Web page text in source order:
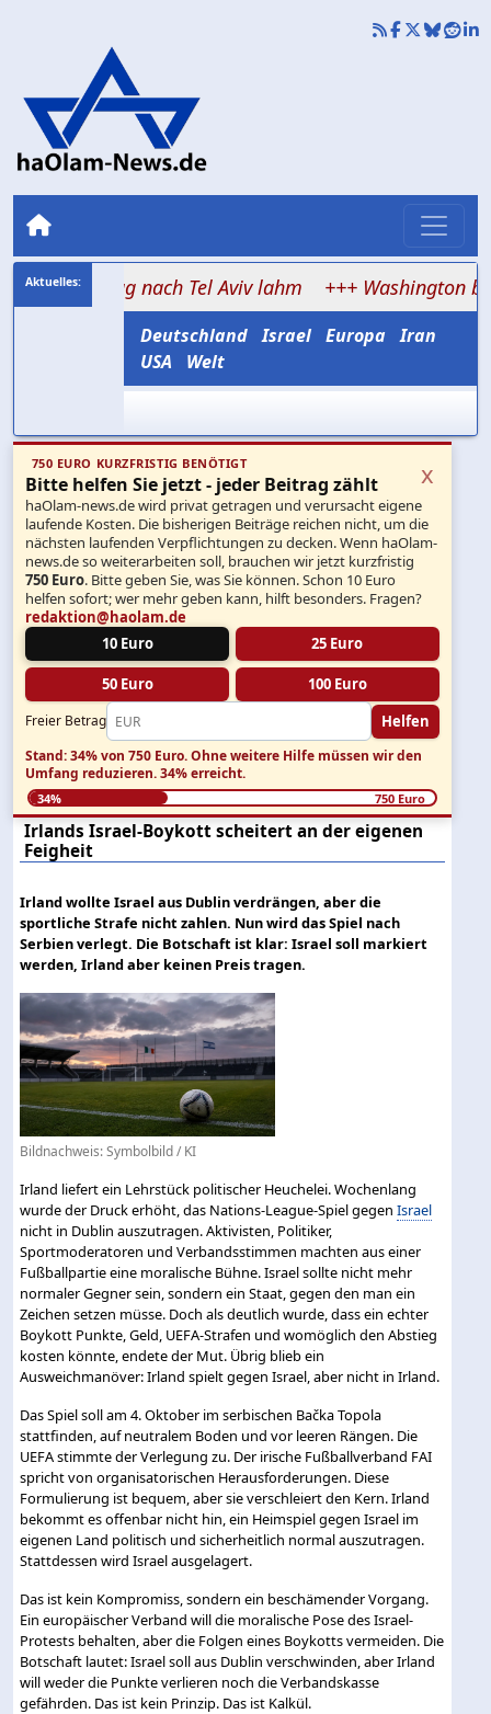
Flug nach Tel Aviv lahm +++ Washington bremst
Deutschland Israel Europa Iran
USA
Welt
750 EURO KURZFRISTIG BENÖTIGT
Bitte helfen Sie jetzt - jeder Beitrag zählt
haOlam-news.de wird privat getragen und verursacht eigene
laufende Kosten. Die bisherigen Beiträge reichen nicht, um die
nächsten laufenden Verpflichtungen zu decken. Wenn haOlam-
news.de so weiterarbeiten soll, brauchen wir jetzt kurzfristig
750 Euro. Bitte geben Sie, was Sie können. Schon 10 Euro
helfen sofort; wer mehr geben kann, hilft besonders. Fragen?
redaktion@haolam.de
10 Euro
25 Euro
50 Euro 100 Euro
Freier Betrag Helfen
x
Stand: 34% von 750 Euro.Ohne weitere Hilfe müssen wir den
Umfang reduzieren.34% erreicht.
34% 750 Euro
Irlands Israel-Boykott scheitert an der eigenen
Feigheit
Irland wollte Israel aus Dublin verdrängen, aber die
sportliche Strafe nicht zahlen. Nun wird das Spiel nach
Serbien verlegt. Die Botschaft ist klar: Israel soll markiert
werden, Irland aber keinen Preis tragen.
Bildnachweis: Symbolbild / KI
Irland liefert ein Lehrstück politischer Heuchelei. Wochenlang
wurde der Druck erhöht, das Nations-League-Spiel gegenIsrael
nicht in Dublin auszutragen. Aktivisten, Politiker,
Sportmoderatoren und Verbandsstimmen machten aus einer
Fußballpartie eine moralische Bühne. Israel sollte nicht mehr
normaler Gegner sein, sondern ein Staat, gegen den man ein
Zeichen setzen müsse. Doch als deutlich wurde, dass ein echter
Boykott Punkte, Geld, UEFA-Strafen und womöglich den Abstieg
kosten könnte, endete der Mut. Übrig blieb ein
Ausweichmanöver: Irland spielt gegen Israel, aber nicht in Irland.
Das Spiel soll am 4. Oktober im serbischen Bačka Topola
stattfinden, auf neutralem Boden und vor leeren Rängen. Die
UEFA stimmte der Verlegung zu. Der irische Fußballverband FAI
spricht von organisatorischen Herausforderungen. Diese
Formulierung ist bequem, aber sie verschleiert den Kern. Irland
bekommt es offenbar nicht hin, ein Heimspiel gegen Israel im
eigenen Land politisch und sicherheitlich normal auszutragen.
Stattdessen wird Israel ausgelagert.
Das ist kein Kompromiss, sondern ein beschämender Vorgang.
Ein europäischer Verband will die moralische Pose des Israel-
Protests behalten, aber die Folgen eines Boykotts vermeiden. Die
Botschaft lautet: Israel soll aus Dublin verschwinden, aber Irland
will weder die Punkte verlieren noch die Verbandskasse
gefährden. Das ist kein Prinzip. Das ist Kalkül.